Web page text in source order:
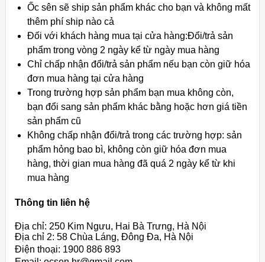
Ốc sên sẽ ship sản phẩm khác cho bạn và không mất
thêm phí ship nào cả
Đối với khách hàng mua tại cửa hàng:Đổi/trả sản
phẩm trong vòng 2 ngày kể từ ngày mua hàng
Chỉ chấp nhận đổi/trả sản phẩm nếu bạn còn giữ hóa
đơn mua hàng tại cửa hàng
Trong trường hợp sản phẩm bạn mua không còn,
bạn đổi sang sản phẩm khác bằng hoặc hơn giá tiền
sản phẩm cũ
Không chấp nhận đổi/trả trong các trường hợp: sản
phẩm hỏng bao bì, không còn giữ hóa đơn mua
hàng, thời gian mua hàng đã quá 2 ngày kể từ khi
mua hàng
Thông tin liên hệ
Địa chỉ: 250 Kim Ngưu, Hai Bà Trưng, Hà Nội
Địa chỉ 2: 58 Chùa Láng, Đông Đa, Hà Nội
Điện thoại: 1900 886 893